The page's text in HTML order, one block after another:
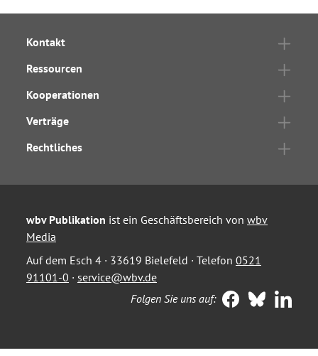
Kontakt
Ressourcen
Kooperationen
Verträge
Rechtliches
wbv Publikation ist ein Geschäftsbereich von wbv
Media
Auf dem Esch 4 · 33619 Bielefeld · Telefon 0521
91101-0 · service@wbv.de
Folgen Sie uns auf: